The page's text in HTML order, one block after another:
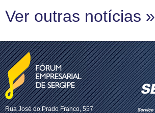
Ver outras notícias »
Rua José do Prado Franco, 557